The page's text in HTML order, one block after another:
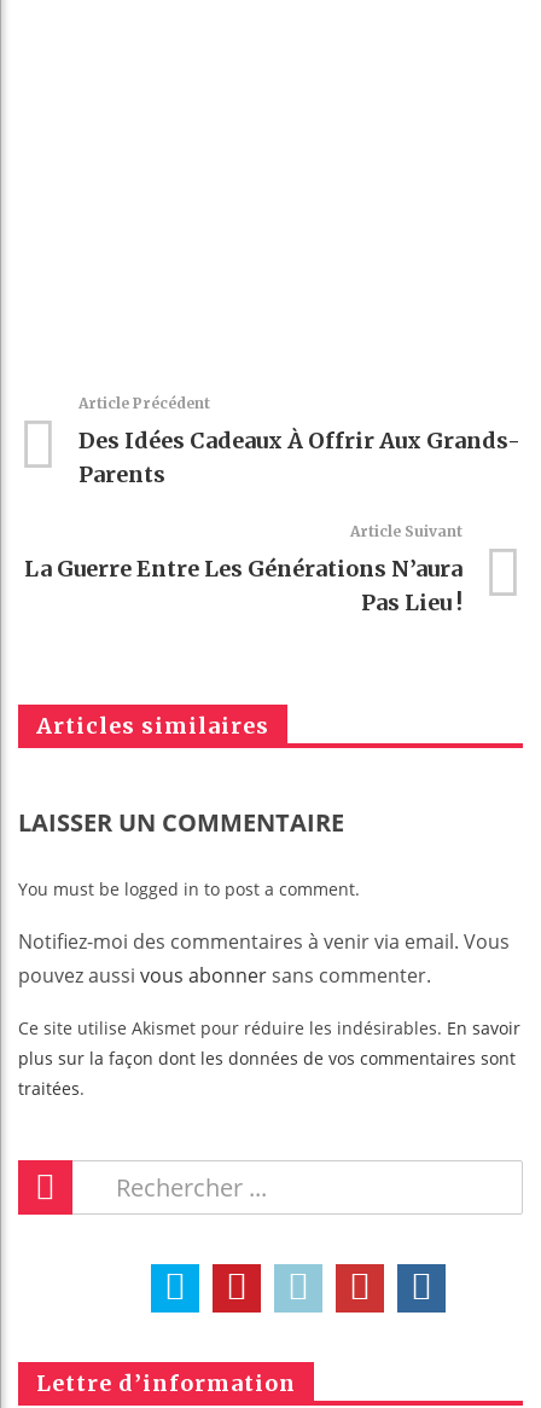
Article Précédent
Des Idées Cadeaux À Offrir Aux Grands-
Parents
Article Suivant
La Guerre Entre Les Générations N’aura
Pas Lieu !
Articles similaires
LAISSER UN COMMENTAIRE
You must be logged in to post a comment.
Notifiez-moi des commentaires à venir via email. Vous
pouvez aussi vous abonnersans commenter.
Ce site utilise Akismet pour réduire les indésirables. En savoir
plus sur la façon dont les données de vos commentaires sont
traitées.
Lettre d’information